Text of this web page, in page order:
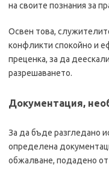
на своите познания за
Освен това,
конфликти спокойно и
преценка, за да
разрешаването.
Документация,
За да бъде разгледано
определена
обжалване, подадено от